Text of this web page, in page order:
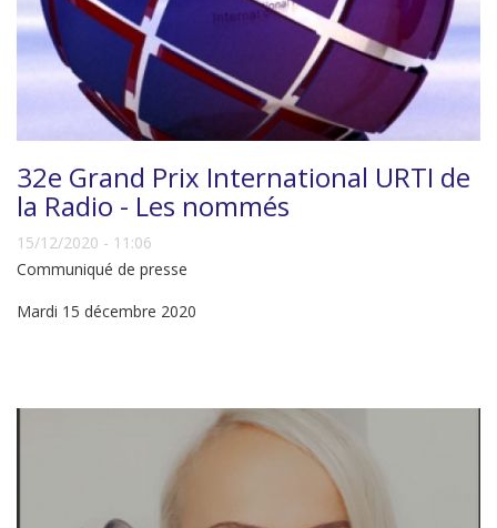
32e Grand Prix International URTI de
la Radio - Les nommés
15/12/2020 - 11:06
Communiqué de presse
Mardi 15 décembre 2020